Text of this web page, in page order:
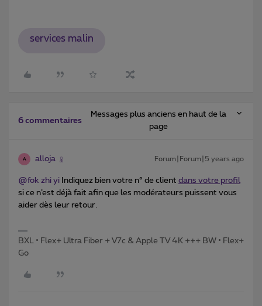
services malin
6 commentaires
Messages plus anciens en haut de la
page
A alloja Forum|Forum|5 years ago
@fok zhi yi Indiquez bien votre n° de client dans votre profil
si ce n’est déjà fait afin que les modérateurs puissent vous
aider dès leur retour.
BXL • Flex+ Ultra Fiber + V7c & Apple TV 4K +++ BW • Flex+
Go